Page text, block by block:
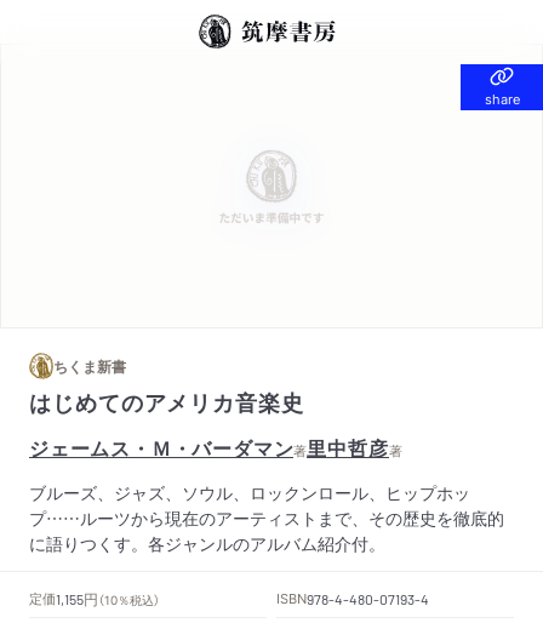
share
share
ちくま新書
はじめてのアメリカ音楽史
ジェームス・Ｍ・バーダマン著里中哲彦著
ブルーズ、ジャズ、ソウル、ロックンロール、ヒップホッ
プ……ルーツから現在のアーティストまで、その歴史を徹底的
に語りつくす。各ジャンルのアルバム紹介付。
定価1,155円 （10％税込） ISBN978-4-480-07193-4